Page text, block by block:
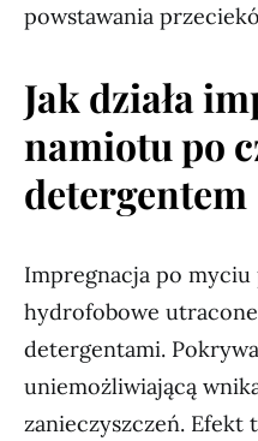
powstawania
Jak działa
namiotu po
detergentem
Impregnacja po myciu
hydrofobowe
detergentami.
uniemożliwiającą
zanieczyszczeń. Efekt